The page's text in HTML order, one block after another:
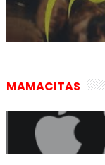
MAMACITAS